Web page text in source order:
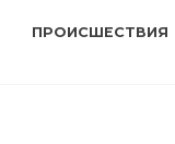
ПРОИСШЕСТВИЯ